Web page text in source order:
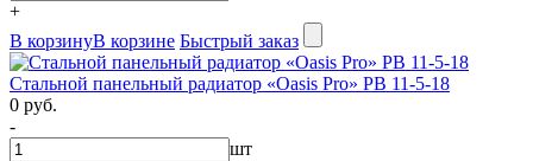
+
В корзинуВ корзине Быстрый заказ
Стальной панельный радиатор «Oasis Pro» PB 11-5-18
0 руб.
-
шт